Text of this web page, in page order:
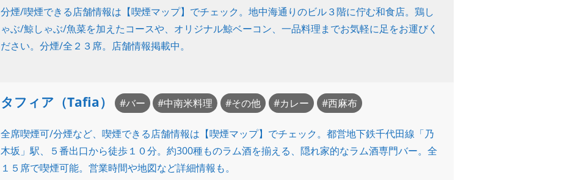
分煙/喫煙できる店舗情報は【喫煙マップ】でチェック。地中海通りのビル３階に佇む和食店。鶏し
ゃぶ/鯨しゃぶ/魚菜を加えたコースや、オリジナル鯨ベーコン、一品料理までお気軽に足をお運びく
ださい。分煙/全２３席。店舗情報掲載中。
タフィア（Tafia） バー 中南米料理 その他 カレー 西麻布
全席喫煙可/分煙など、喫煙できる店舗情報は【喫煙マップ】でチェック。都営地下鉄千代田線「乃
木坂」駅、５番出口から徒歩１０分。約300種ものラム酒を揃える、隠れ家的なラム酒専門バー。全
１５席で喫煙可能。営業時間や地図など詳細情報も。